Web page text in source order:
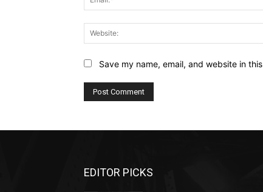
Save my name, email, and website in
EDITOR PICKS